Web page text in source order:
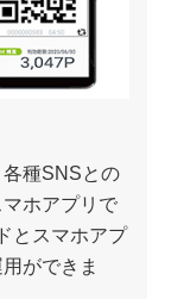
種SNSとの
ホアプリで
とスマホアプ
ができま